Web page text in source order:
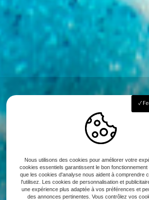
Nous utilisons des cookies pour améliorer votre
cookies essentiels garantissent le bon fonctionnement
que les cookies d'analyse nous aident à comprendre
l'utilisez. Les cookies de personnalisation et
une expérience plus adaptée à vos préférences et
des annonces pertinentes. Vous contrôlez vos